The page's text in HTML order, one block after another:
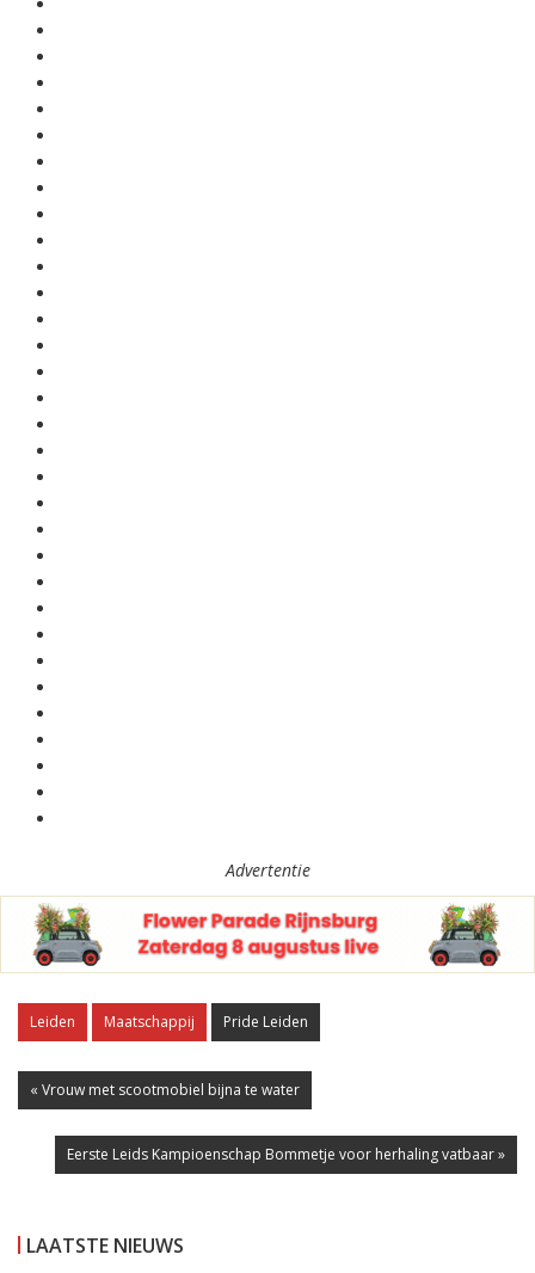
Advertentie
Leiden Maatschappij Pride Leiden
« Vrouw met scootmobiel bijna te water
Eerste Leids Kampioenschap Bommetje voor herhaling vatbaar »
LAATSTE NIEUWS